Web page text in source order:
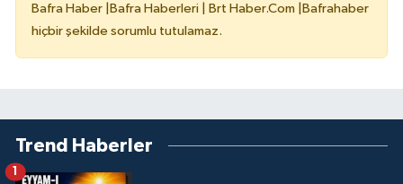
Bafra Haber |Bafra Haberleri | Brt Haber.Com |Bafrahaber
hiçbir şekilde sorumlu tutulamaz.
Trend Haberler
1